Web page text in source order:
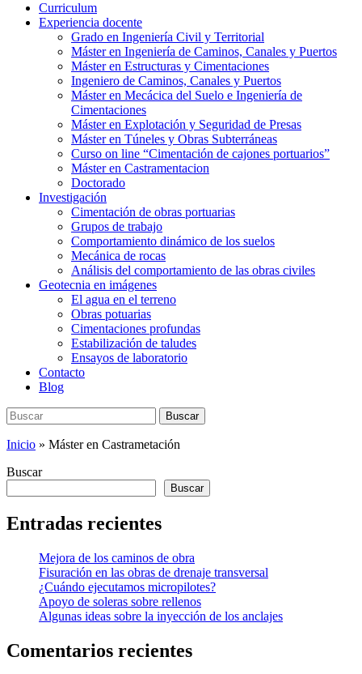
Curriculum
Experiencia docente
Grado en Ingeniería Civil y Territorial
Máster en Ingeniería de Caminos, Canales y Puertos
Máster en Estructuras y Cimentaciones
Ingeniero de Caminos, Canales y Puertos
Máster en Mecácica del Suelo e Ingeniería de
Cimentaciones
Máster en Explotación y Seguridad de Presas
Máster en Túneles y Obras Subterráneas
Curso on line “Cimentación de cajones portuarios”
Máster en Castramentacion
Doctorado
Investigación
Cimentación de obras portuarias
Grupos de trabajo
Comportamiento dinámico de los suelos
Mecánica de rocas
Análisis del comportamiento de las obras civiles
Geotecnia en imágenes
El agua en el terreno
Obras potuarias
Cimentaciones profundas
Estabilización de taludes
Ensayos de laboratorio
Contacto
Blog
Buscar:
Buscar
Inicio » Máster en Castrametación
Buscar
Buscar
Entradas recientes
Mejora de los caminos de obra
Fisuración en las obras de drenaje transversal
¿Cuándo ejecutamos micropilotes?
Apoyo de soleras sobre rellenos
Algunas ideas sobre la inyección de los anclajes
Comentarios recientes